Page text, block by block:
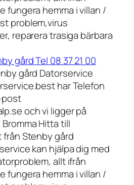
fungera hemma i villan /
problem,virus
reparera trasiga bärbara
gård Tel 08 37 21 00
gård Datorservice
har Telefon
post
och vi ligger på
Hitta till
Stenby gård
kan hjälpa dig med
allt ifrån
fungera hemma i villan /